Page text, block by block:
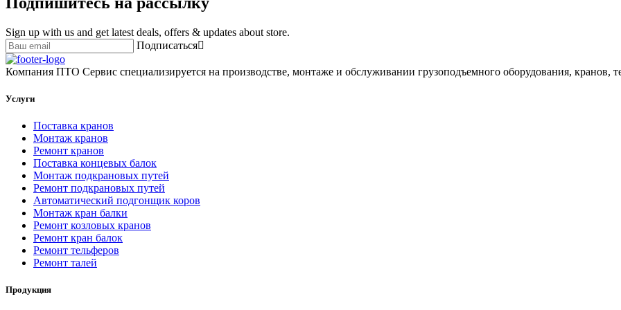
Sign up with us and get latest deals, offers & updates about store.
Подписаться
Компания ПТО Сервис специализируется на производстве, монтаже и обслуживании грузоподъемного оборудования, кранов,
Услуги
Поставка кранов
Монтаж кранов
Ремонт кранов
Поставка концевых балок
Монтаж подкрановых путей
Ремонт подкрановых путей
Автоматический подгонщик коров
Монтаж кран балки
Ремонт козловых кранов
Ремонт кран балок
Ремонт тельферов
Ремонт талей
Продукция